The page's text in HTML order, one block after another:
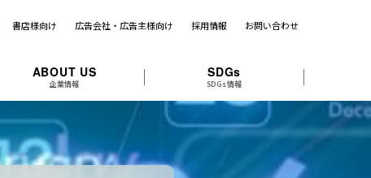
書店様向け 広告会社・広告主様向け 採用情報 お問い合わせ
ABOUT US
企業情報
SDGs
SDGs情報